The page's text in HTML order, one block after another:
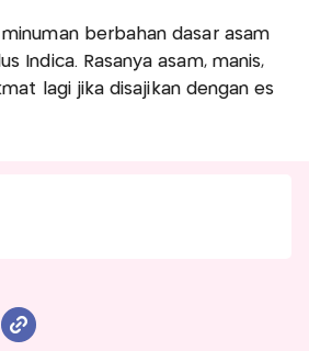
berbahan dasar asam
Indica. Rasanya asam, manis,
lagi jika disajikan dengan es